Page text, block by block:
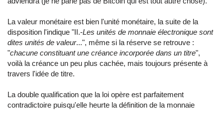
La valeur monétaire est bien l'unité monétaire, la suite de la
disposition l'indique "II.-Les unités de monnaie électronique sont
dites unités de valeur...", même si la réserve se retrouve :
"chacune constituant une créance incorporée dans un titre",
voilà la créance un peu plus cachée, mais toujours présente à
travers l'idée de titre.
La double qualification que la loi opère est parfaitement
contradictoire puisqu'elle heurte la définition de la monnaie